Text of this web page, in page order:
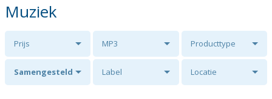
Muziek
Prijs MP3 Producttype
Samengesteld Label Locatie